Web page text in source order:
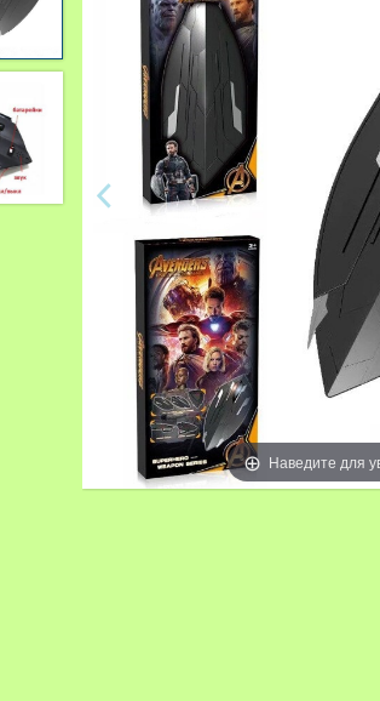
Наведите для